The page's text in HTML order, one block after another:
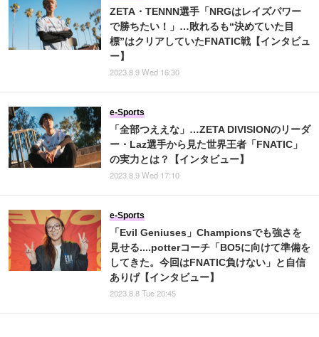
ZETA・TENNN選手「NRGはレイズパワー
で勝ちたい！」…敗れるも“決めていた目
標”はクリアしていたFNATIC戦【インタビュ
ー】
2023.8.9 Wed 16:30
「全部つええな」…ZETA DIVISIONのリーダ
ー・Laz選手から見た世界王者「FNATIC」
の実力とは？【インタビュー】
e-Sports
2023.8.9 Wed 17:10
「Evil Geniuses」Championsでも強さを
見せる....potterコーチ「BO5に向けて準備を
してきた。今回はFNATIC負けない」と自信
ありげ【インタビュー】
e-Sports
2023.8.8 Tue 20:45